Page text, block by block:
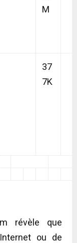
M
37
7K
révèle que
ou de